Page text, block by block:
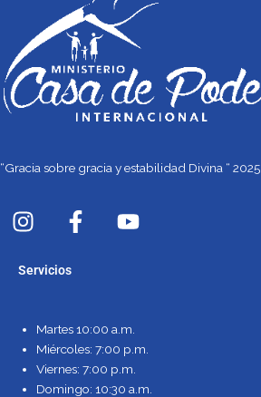
“Gracia sobre gracia y estabilidad Divina “ 2025
I
n
t
g
r
a
m
F
a
o
o
k
-
Y
o
b
e
Servicios
Martes 10:00 a.m.
Miércoles: 7:00 p.m.
Viernes: 7:00 p.m.
Domingo: 10:30 a.m.